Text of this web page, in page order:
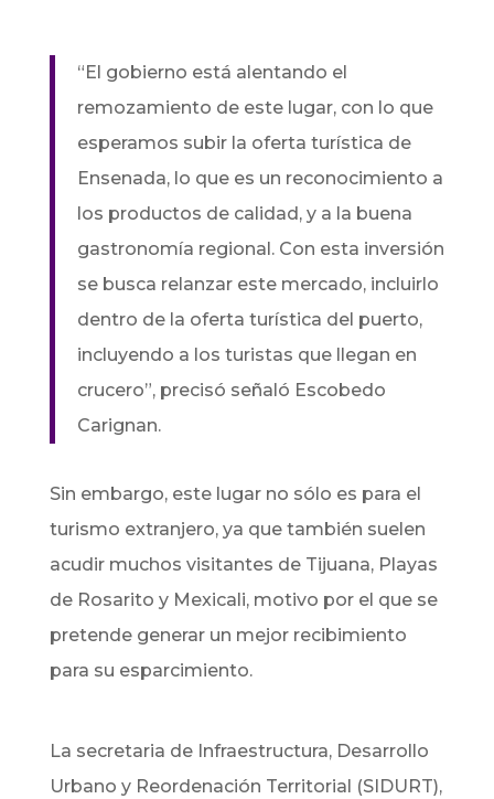
“El gobierno está alentando el
remozamiento de este lugar, con lo que
esperamos subir la oferta turística de
Ensenada, lo que es un reconocimiento a
los productos de calidad, y a la buena
gastronomía regional. Con esta inversión
se busca relanzar este mercado, incluirlo
dentro de la oferta turística del puerto,
incluyendo a los turistas que llegan en
crucero”, precisó señaló Escobedo
Carignan.
Sin embargo, este lugar no sólo es para el
turismo extranjero, ya que también suelen
acudir muchos visitantes de Tijuana, Playas
de Rosarito y Mexicali, motivo por el que se
pretende generar un mejor recibimiento
para su esparcimiento.
La secretaria de Infraestructura, Desarrollo
Urbano y Reordenación Territorial (SIDURT),